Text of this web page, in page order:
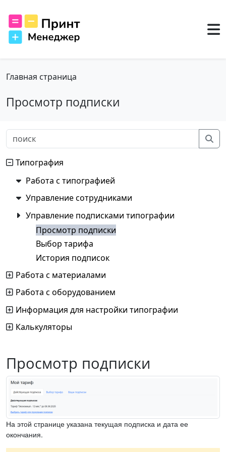
Главная страница
Просмотр подписки
Типография
Работа с типографией
Управление сотрудниками
Управление подписками типографии
Просмотр подписки
Выбор тарифа
История подписок
Работа с материалами
Работа с оборудованием
Информация для настройки типографии
Калькуляторы
Просмотр подписки
На этой странице указана текущая подписка и дата ее
окончания.